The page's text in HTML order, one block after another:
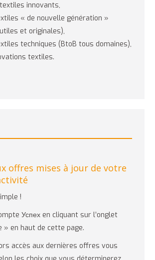
innovants,
« de nouvelle génération »
et originales),
techniques (BtoB tous domaines),
textiles.
offres mises à jour de votre
!
Успех en cliquant sur l’onglet
» en haut de cette page.
accès aux dernières offres vous